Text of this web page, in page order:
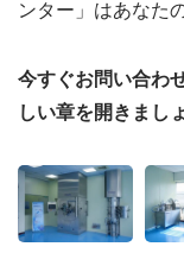
ンター」はあなた
今すぐお問い合わ
しい章を開きまし